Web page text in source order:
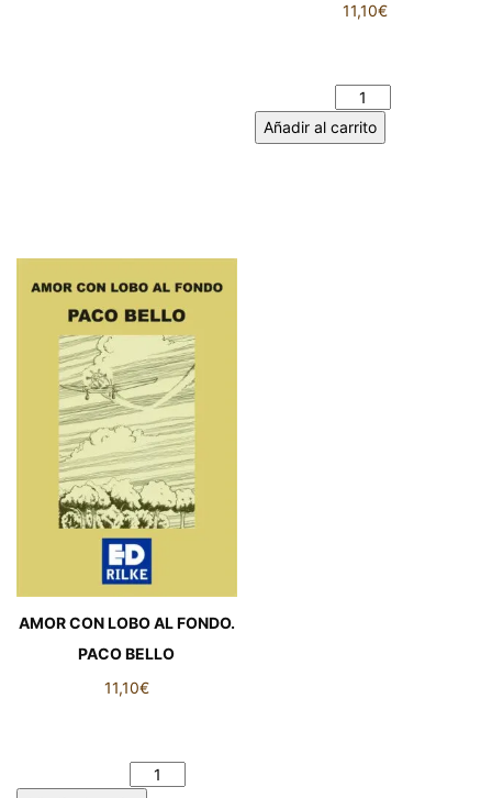
11,10€
Añadir al carrito
AMOR CON LOBO AL FONDO.
PACO BELLO
11,10€